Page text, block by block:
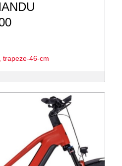
trapeze-46-cm